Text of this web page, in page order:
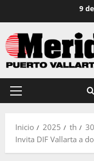
contenido
9
Menú
Inicio 2025 th
30
Invita DIF Vallarta a